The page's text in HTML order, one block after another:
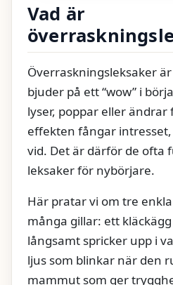
Vad är
Överraskningsleksaker
bjuder på ett “wow” i
lyser, poppar eller ändrar
effekten fångar
vid. Det är därför de ofta
leksaker för nybörjare.
Här pratar vi om tre
många gillar: ett
långsamt spricker upp i
ljus som blinkar när den
mammut som ger